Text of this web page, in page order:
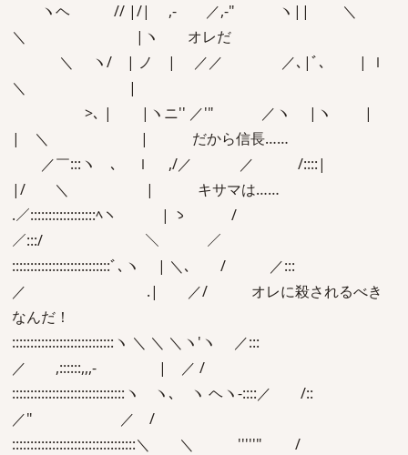
ヽヘ // |/| ,- ／,-" ヽ|| ＼
＼ |ヽ オレだ
＼ ゝヽ/ | ノ | ／／ ／､|ﾞ､ | ｌ
＼ |
>､ | |ヽニ'' ／'" ／ヽ |ヽ |
| ＼ | だから信長……
／￣:::ヽ ､ ｌ ,/／ ／ /::::|
|/ ＼ | キサマは……
.／::::::::::::::::::ﾍヽ | ゝ /
／:::/ ＼ ／
:::::::::::::::::::::::::::ﾞ､ヽ | ＼､ / ／:::
／ .| ／/ オレに殺されるべき
なんだ！
::::::::::::::::::::::::::::ヽ ＼ ＼ ＼ヽ'ヽ ／:::
／ ,::::::,,,- | ／ /
:::::::::::::::::::::::::::::::ヽ ヽ､ ヽ ヘヽ-::::／ /::
／" ／ /
::::::::::::::::::::::::::::::::::＼ ＼ '''''" /